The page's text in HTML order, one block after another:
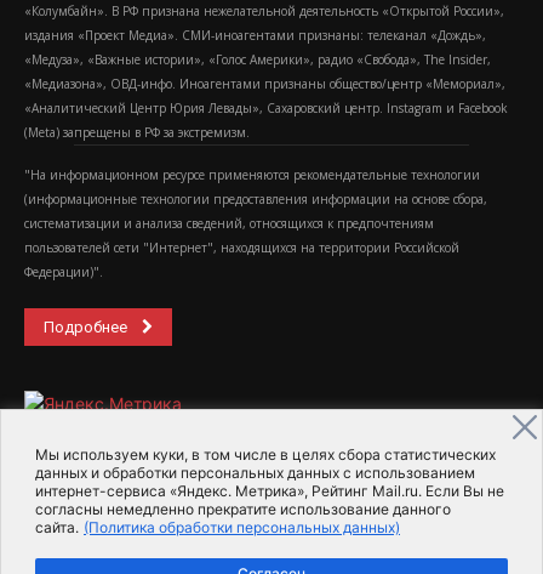
Мы используем куки, в том числе в целях сбора статистических
данных и обработки персональных данных с использованием
интернет-сервиса «Яндекс. Метрика», Рейтинг Mail.ru. Если Вы не
согласны немедленно прекратите использование данного
сайта. (Политика обработки персональных данных)
«Колумбайн». В РФ признана нежелательной деятельность «Открытой России»,
издания «Проект Медиа». СМИ-иноагентами признаны: телеканал «Дождь»,
«Медуза», «Важные истории», «Голос Америки», радио «Свобода», The Insider,
«Медиазона», ОВД-инфо. Иноагентами признаны общество/центр «Мемориал»,
«Аналитический Центр Юрия Левады», Сахаровский центр. Instagram и Facebook
(Metа) запрещены в РФ за экстремизм.
"На информационном ресурсе применяются рекомендательные технологии
(информационные технологии предоставления информации на основе сбора,
систематизации и анализа сведений, относящихся к предпочтениям
пользователей сети "Интернет", находящихся на территории Российской
Федерации)".
Подробнее
2015-2026- Информационное агентство МедиаПоток
Для справки Об издании
Пользовательское соглашение